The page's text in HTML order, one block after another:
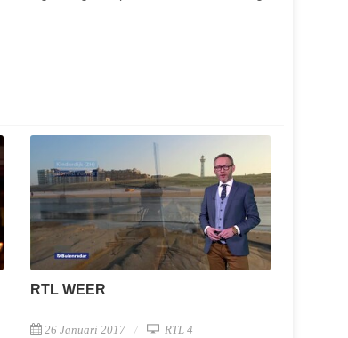
RTL WEER
26 Januari 2017 RTL 4